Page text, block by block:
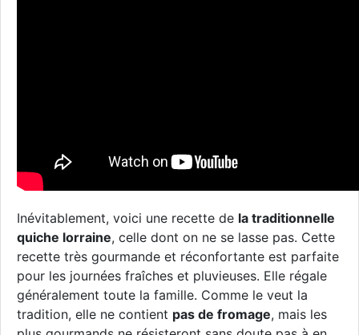
Inévitablement, voici une recette de la traditionnelle
quiche lorraine, celle dont on ne se lasse pas. Cette
recette très gourmande et réconfortante est parfaite
pour les journées fraîches et pluvieuses. Elle régale
généralement toute la famille. Comme le veut la
tradition, elle ne contient pas de fromage, mais les